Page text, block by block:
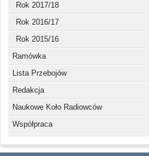
Rok 2017/18
Rok 2016/17
Rok 2015/16
Ramówka
Lista Przebojów
Redakcja
Naukowe Koło Radiowców
Współpraca